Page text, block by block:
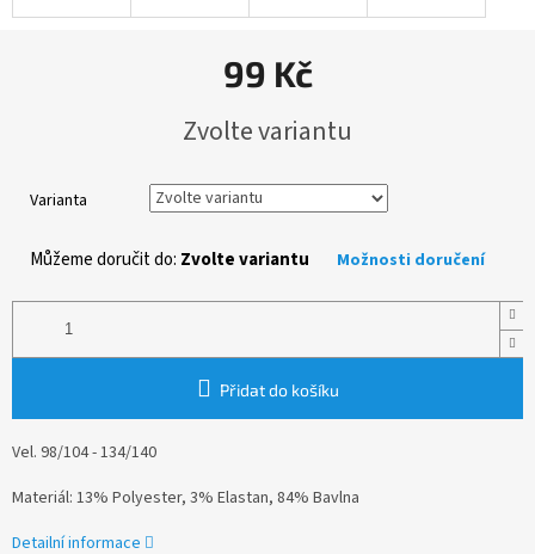
99 Kč
cena:
Zvolte variantu
Varianta
Můžeme doručit do: Zvolte variantu Možnosti doručení
Přidat do košíku
Vel. 98/104 - 134/140
Materiál: 13% Polyester, 3% Elastan, 84% Bavlna
Detailní informace